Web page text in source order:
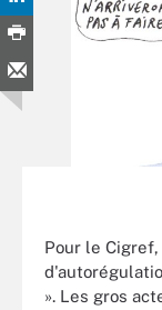
Pour le
». Les gros